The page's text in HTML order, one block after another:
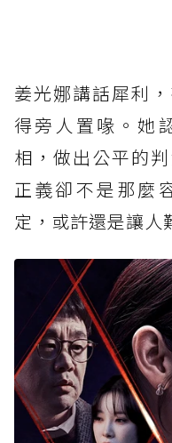
姜光娜講話犀利
得旁人置喙。她
相，做出公平的
正義卻不是那麼
定，或許還是讓人